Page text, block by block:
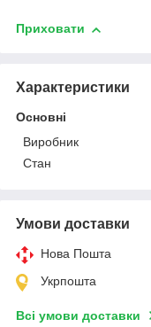
Приховати
Характеристики
Основні
Виробник
Стан
Умови доставки
Нова Пошта
Укрпошта
Всі умови доставки